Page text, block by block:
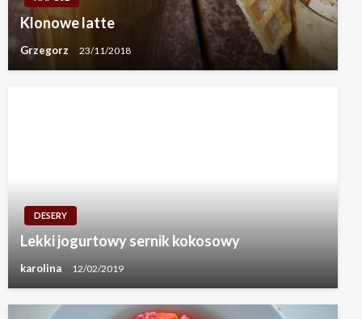
Klonowe latte
Grzegorz 23/11/2018
DESERY
Lekki jogurtowy sernik kokosowy
karolina 12/02/2019